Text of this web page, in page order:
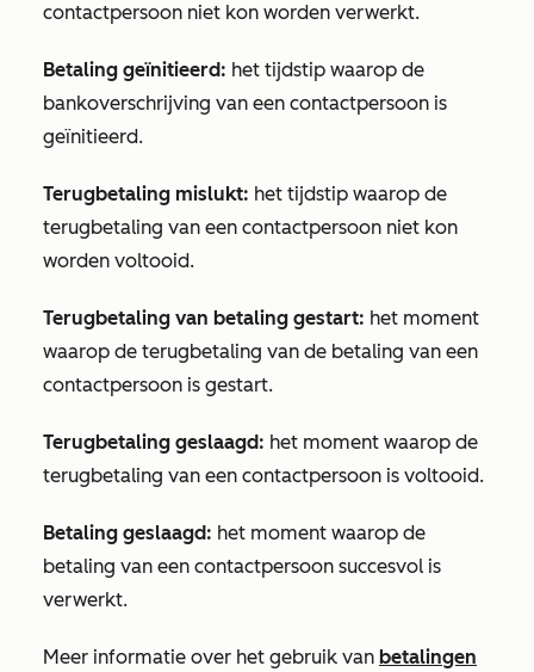
contactpersoon niet kon worden verwerkt.
Betaling geïnitieerd: het tijdstip waarop de
bankoverschrijving van een contactpersoon is
geïnitieerd.
Terugbetaling mislukt: het tijdstip waarop de
terugbetaling van een contactpersoon niet kon
worden voltooid.
Terugbetaling van betaling gestart: het moment
waarop de terugbetaling van de betaling van een
contactpersoon is gestart.
Terugbetaling geslaagd: het moment waarop de
terugbetaling van een contactpersoon is voltooid.
Betaling geslaagd: het moment waarop de
betaling van een contactpersoon succesvol is
verwerkt.
Meer informatie over het gebruik van betalingen